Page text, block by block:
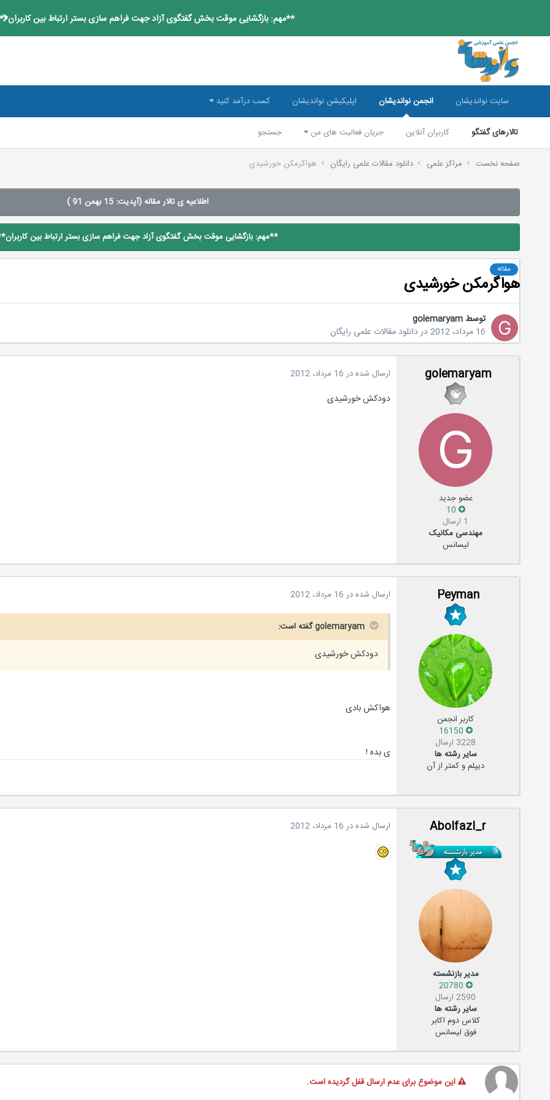
**مهم: بازگشایی موقت بخش گفتگوی آزاد جهت فراهم سازی بستر ارتباط بین کاربران**
سایت نواندیشان انجمن نواندیشان
تالارهای گفتگو کاربران آنلاین جریان فعالیت های من جستجو
اپلیکیشن نواندیشان کسب درآمد کنید
صفحه نخست مراکز علمی دانلود مقالات علمی رایگان هواگرمکن خورشیدی
اطلاعیه ی تالار مقاله (آپدیت: 15 بهمن 91 )
**مهم: بازگشایی موقت بخش گفتگوی آزاد جهت فراهم سازی بستر ارتباط بین
مقاله
هواگرمکن خورشیدی
توسط golemaryam
16 مرداد، 2012
دردانلود مقالات علمی رایگان
golemaryam
عضو جدید
1 ارسال
مهندسی مکانیک
لیسانس
ارسال شده در 16 مرداد، 2012
دودکش خورشیدی
Peyman
کاربر انجمن
3228 ارسال
سایر رشته ها
دیپلم و کمتر از آن
ارسال شده در 16 مرداد، 2012
golemaryam گفته است:
دودکش خورشیدی
هواکش بادی
ی بده !
Abolfazl_r
مدیر بازنشسته
2590 ارسال
سایر رشته ها
کلاس دوم اکابر
فوق لیسانس
ارسال شده در 16 مرداد، 2012
این موضوع برای عدم ارسال قفل گردیده است.